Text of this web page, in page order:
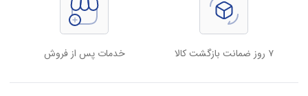
۷ روز ضمانت بازگشت کالا خدمات پس از فروش